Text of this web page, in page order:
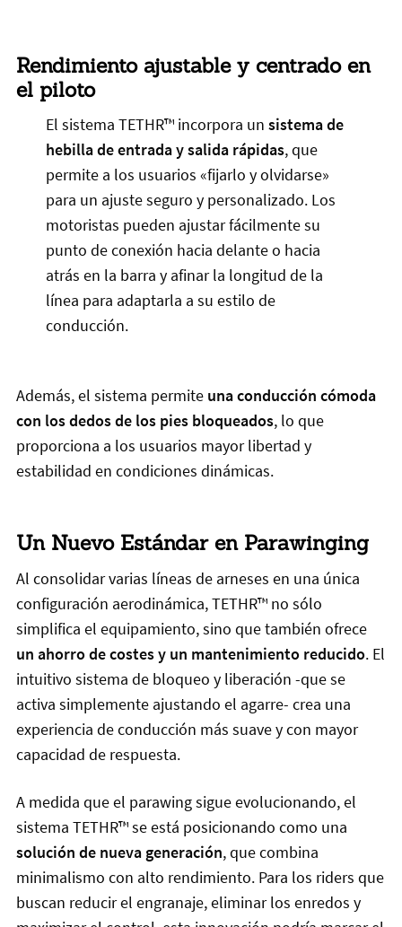
Rendimiento ajustable y centrado en
el piloto
El sistema TETHR™ incorpora un sistema de
hebilla de entrada y salida rápidas, que
permite a los usuarios «fijarlo y olvidarse»
para un ajuste seguro y personalizado. Los
motoristas pueden ajustar fácilmente su
punto de conexión hacia delante o hacia
atrás en la barra y afinar la longitud de la
línea para adaptarla a su estilo de
conducción.
Además, el sistema permite una conducción cómoda
con los dedos de los pies bloqueados, lo que
proporciona a los usuarios mayor libertad y
estabilidad en condiciones dinámicas.
Un Nuevo Estándar en Parawinging
Al consolidar varias líneas de arneses en una única
configuración aerodinámica, TETHR™ no sólo
simplifica el equipamiento, sino que también ofrece
un ahorro de costes y un mantenimiento reducido. El
intuitivo sistema de bloqueo y liberación -que se
activa simplemente ajustando el agarre- crea una
experiencia de conducción más suave y con mayor
capacidad de respuesta.
A medida que el parawing sigue evolucionando, el
sistema TETHR™ se está posicionando como una
solución de nueva generación, que combina
minimalismo con alto rendimiento. Para los riders que
buscan reducir el engranaje, eliminar los enredos y